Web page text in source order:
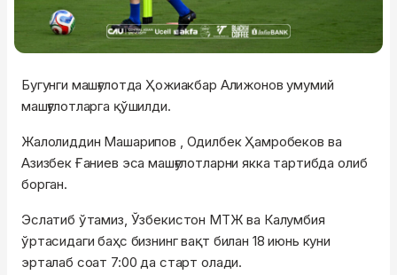
Бугунги машғулотда Ҳожиакбар Алижонов умумий
машғулотларга қўшилди.
Жалолиддин Машарипов , Одилбек Ҳамробеков ва
Азизбек Ғаниев эса машғулотларни якка тартибда олиб
борган.
Эслатиб ўтамиз, Ўзбекистон МТЖ ва Калумбия
ўртасидаги баҳс бизнинг вақт билан 18 июнь куни
эрталаб соат 7:00 да старт олади.